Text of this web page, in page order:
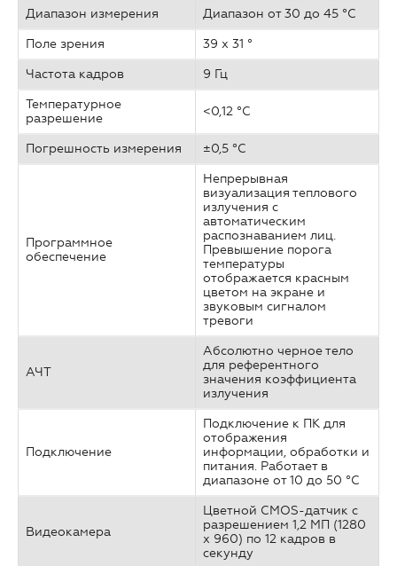
Диапазон измерения
Диапазон от 30 до 45 °С
Поле зрения
39 х 31 °
Частота кадров
9 Гц
Температурное
разрешение
<0,12 °C
Погрешность измерения ±0,5 °C
Программное
обеспечение
Непрерывная
визуализация теплового
излучения с
автоматическим
распознаванием лиц.
Превышение порога
температуры
отображается красным
цветом на экране и
звуковым сигналом
тревоги
АЧТ
Абсолютно черное тело
для референтного
значения коэффициента
излучения
Подключение
Подключение к ПК для
отображения
информации, обработки и
питания. Работает в
диапазоне от 10 до 50 °C
Видеокамера
Цветной CMOS-датчик с
разрешением 1,2 МП (1280
x 960) по 12 кадров в
секунду